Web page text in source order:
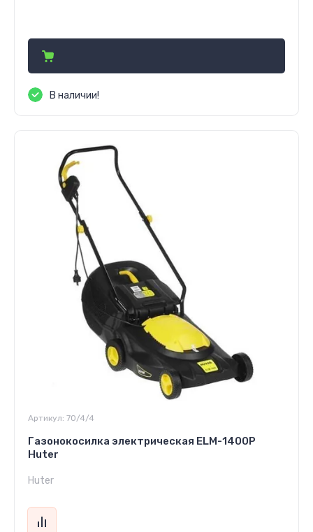
В наличии!
Артикул: 70/4/4
Газонокосилка электрическая ELM-1400P
Huter
Huter